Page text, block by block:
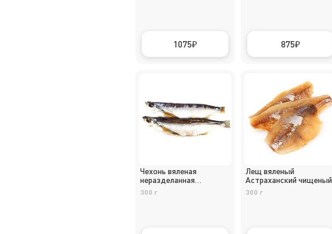
1075 875
Чехонь вяленая
неразделанная
Астраханская
300 г
Лещ вяленый
Астраханский чищеный
300 г